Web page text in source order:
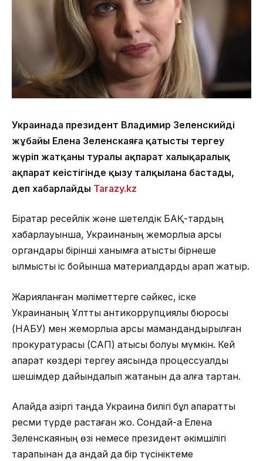
Украинада президент Владимир Зеленскийдің
жұбайы Елена Зеленскаяға қатысты тергеу
жүріп жатқаны туралы ақпарат халықаралық
ақпарат кеңістігінде қызу талқылана бастады,
деп хабарлайды Tarazy.kz
Бірқатар ресейлік және шетелдік БАҚ-тардың
хабарлауынша, Украинаның жемқорлыққа қарсы
органдары бірінші ханымға қатысты бірнеше
қылмыстық іс бойынша материалдарды қарап жатыр.
Жарияланған мәліметтерге сәйкес, іске
Украинаның Ұлттық антикоррупциялық бюросы
(НАБУ) мен жемқорлыққа қарсы мамандандырылған
прокуратурасы (САП) қатысы болуы мүмкін. Кей
ақпарат көздері тергеу аясында процессуалдық
шешімдер дайындалып жатқанын да алға тартқан.
Алайда қазіргі таңда Украина билігі бұл ақпаратты
ресми түрде растаған жоқ. Сондай-ақ Елена
Зеленскаяның өзі немесе президент әкімшілігі
тарапынан да қандай да бір түсініктеме